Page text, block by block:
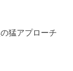
猛アプローチ